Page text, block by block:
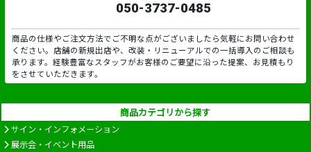
050-3737-0485
商品の仕様やご注文方法でご不明な点がございましたら気軽にお問い合わせ
ください。店舗の新規出店や、改装・リニューアルでの一括導入のご相談も
承ります。経験豊富なスタッフがお客様のご要望に沿った提案、お見積もり
をさせていただきます。
商品カテゴリから探す
サイン・インフォメーション
展示会・イベント用品